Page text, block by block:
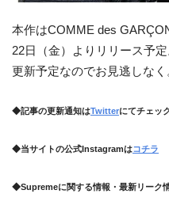
本作はCOMME des
22日（金）よりリリース予
更新予定なのでお見逃しなく
◆記事の更新通知はTwitterにてチェッ
◆当サイトの公式Instagramはコチラ
◆Supremeに関する情報・最新リーク